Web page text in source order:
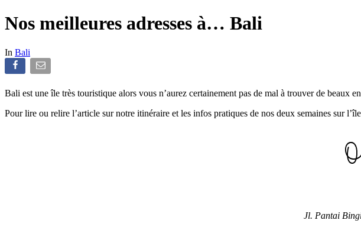
Nos meilleures adresses à… Bali
In Bali
Bali est une île très touristique alors vous n’aurez certainement pas de mal à trouver de
Pour lire ou relire l’article sur notre itinéraire et les infos pratiques de nos deux semaines sur
Jl. Pantai